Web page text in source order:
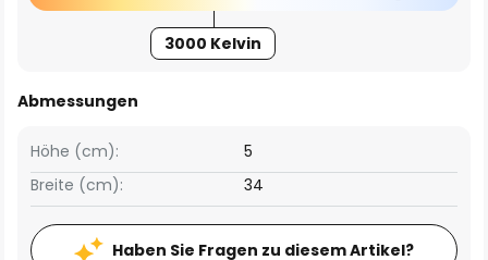
3000 Kelvin
Abmessungen
Breite (cm): 34
Höhe (cm): 5
Haben Sie Fragen zu diesem Artikel?